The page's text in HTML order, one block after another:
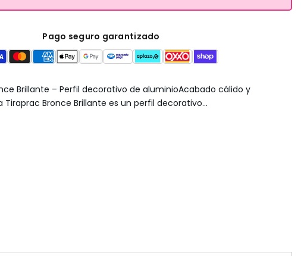
Pago seguro garantizado
Brillante – Perfil decorativo de aluminioAcabado cálido y
Bronce Brillante es un perfil decorativo...